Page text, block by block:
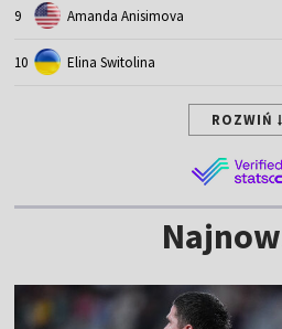
9 Amanda Anisimova
10 Elina Switolina
ROZWIŃ